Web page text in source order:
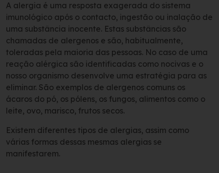
A alergia é uma resposta exagerada do sistema
imunológico após o contacto, ingestão ou inalação de
uma substância inocente. Estas substâncias são
chamadas de alergenos e são, habitualmente,
toleradas pela maioria das pessoas. No caso de uma
reação alérgica são identificadas como nocivas e o
nosso organismo desenvolve uma estratégia para as
eliminar. São exemplos de alergenos comuns os
ácaros do pó, os pólens, os fungos, alimentos como o
leite, ovo, marisco, frutos secos.
Existem diferentes tipos de alergias, assim como
várias formas dessas mesmas alergias se
manifestarem.